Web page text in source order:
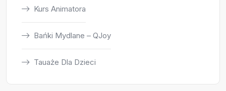
Kurs Animatora
Bańki Mydlane – QJoy
Tauaże Dla Dzieci